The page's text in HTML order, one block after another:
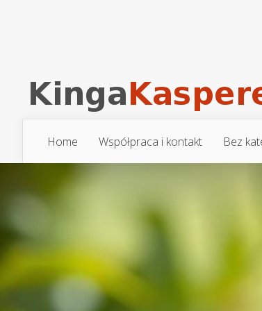
Home Współpraca i kontakt Bez